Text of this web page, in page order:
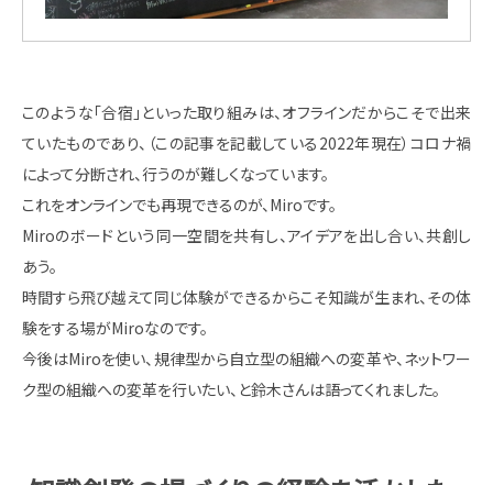
このような「合宿」といった取り組みは、オフラインだからこそで出来
ていたものであり、（この記事を記載している2022年現在）コロナ禍
によって分断され、行うのが難しくなっています。
これをオンラインでも再現できるのが、Miroです。
Miroのボードという同一空間を共有し、アイデアを出し合い、共創し
あう。
時間すら飛び越えて同じ体験ができるからこそ知識が生まれ、その体
験をする場がMiroなのです。
今後はMiroを使い、規律型から自立型の組織への変革や、ネットワー
ク型の組織への変革を行いたい、と鈴木さんは語ってくれました。